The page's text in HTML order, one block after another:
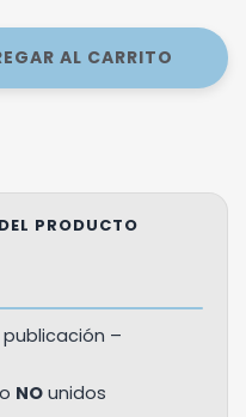
PRODUCTO
publicación –
NO unidos